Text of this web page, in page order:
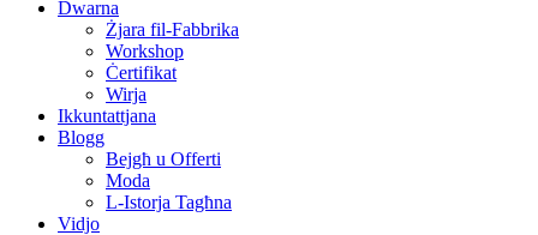
Dwarna
Żjara fil-Fabbrika
Workshop
Ċertifikat
Wirja
Ikkuntattjana
Blogg
Bejgħ u Offerti
Moda
L-Istorja Tagħna
Vidjo